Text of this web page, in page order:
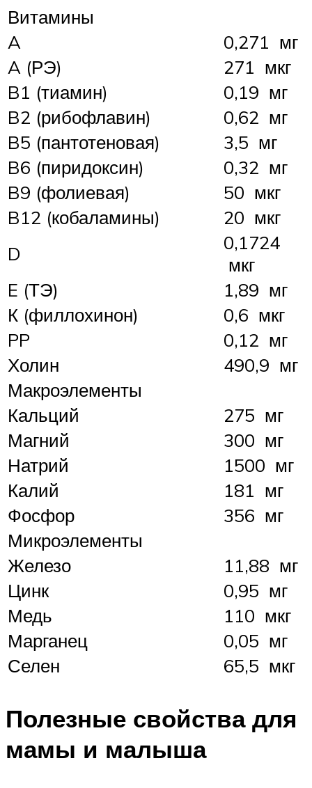
Витамины
A
0,271 мг
A (РЭ)
271 мкг
B1 (тиамин)
0,19 мг
B2 (рибофлавин)
0,62 мг
B5 (пантотеновая)
3,5 мг
B6 (пиридоксин)
0,32 мг
B9 (фолиевая)
50 мкг
B12 (кобаламины)
20 мкг
D
0,1724
мкг
E (ТЭ)
1,89 мг
К (филлохинон)
0,6 мкг
PP
0,12 мг
Холин
490,9 мг
Макроэлементы
Кальций
275 мг
Магний
300 мг
Натрий
1500 мг
Калий
181 мг
Фосфор
356 мг
Микроэлементы
Железо
11,88 мг
Цинк
0,95 мг
Медь
110 мкг
Марганец
0,05 мг
Селен
65,5 мкг
Полезные свойства для
мамы и малыша